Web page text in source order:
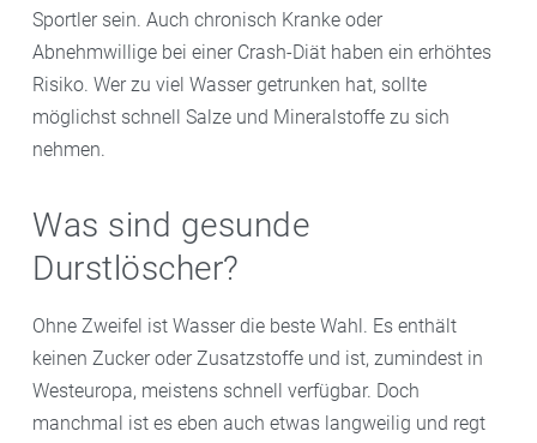
Sportler sein. Auch chronisch Kranke oder
Abnehmwillige bei einer Crash-Diät haben ein erhöhtes
Risiko. Wer zu viel Wasser getrunken hat, sollte
möglichst schnell Salze und Mineralstoffe zu sich
nehmen.
Was sind gesunde
Durstlöscher?
Ohne Zweifel ist Wasser die beste Wahl. Es enthält
keinen Zucker oder Zusatzstoffe und ist, zumindest in
Westeuropa, meistens schnell verfügbar. Doch
manchmal ist es eben auch etwas langweilig und regt